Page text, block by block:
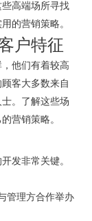
高端场所寻找
的营销策略。
户特征
他们有着较高
客大多数来自
。了解这些场
营销策略。
发非常关键。
管理方合作举办